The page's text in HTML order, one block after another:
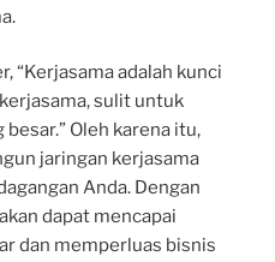
“Kerjasama adalah kunci
sulit untuk
Oleh karena itu,
jaringan kerjasama
Anda. Dengan
dapat mencapai
dan memperluas bisnis